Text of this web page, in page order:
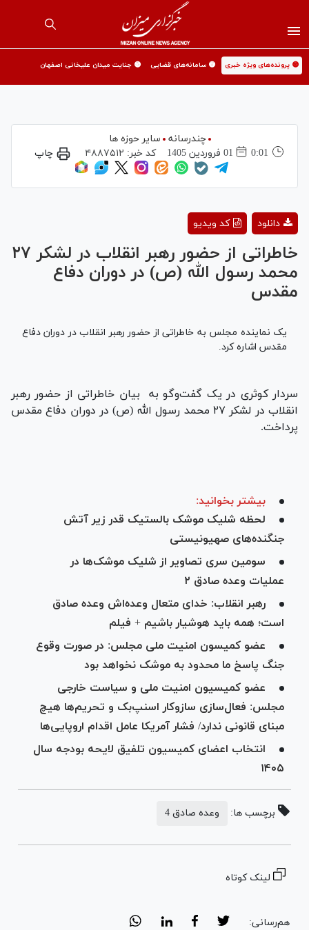
🟡 پرونده‌های ویژه خبری 🟡 سامانه‌های قضایی 🟡 جنایت میدان علیخانی اصفهان
چندرسانه
سایر حوزه ها
0:01
01 فروردين 1405 کد خبر: ۴۸۸۷۵۱۲ چاپ
Video
کد ویدیو دانلود
خاطراتی از حضور رهبر انقلاب در لشکر ۲۷
محمد رسول الله (ص) در دوران دفاع
مقدس
یک نماینده مجلس به خاطراتی از حضور رهبر انقلاب در دوران دفاع
مقدس اشاره کرد.
سردار کوثری در یک گفت‌وگو به بیان خاطراتی از حضور رهبر
انقلاب در لشکر ۲۷ محمد رسول الله (ص) در دوران دفاع مقدس
پرداخت.
بیشتر بخوانید:
لحظه شلیک‌ موشک بالستیک قدر زیر آتش
جنگنده‌های صهیونیستی
سومین سری تصاویر از شلیک موشک‌ها در
عملیات وعده صادق ۲
رهبر انقلاب: خدای متعال وعده‌اش وعده‌ صادق
است؛ همه باید هوشیار باشیم + فیلم
عضو کمیسون امنیت ملی مجلس: در صورت وقوع
جنگ پاسخ ما محدود به موشک نخواهد بود
عضو کمیسیون امنیت ملی و سیاست خارجی
مجلس: فعال‌سازی سازوکار اسنپ‌بک و تحریم‌ها هیچ
مبنای قانونی ندارد/ فشار آمریکا عامل اقدام اروپایی‌ها
انتخاب اعضای کمیسیون تلفیق لایحه بودجه سال
۱۴۰۵
برچسب ها: وعده صادق 4
لینک کوتاه
هم‌رسانی: